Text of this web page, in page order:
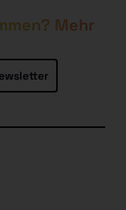
Mehr